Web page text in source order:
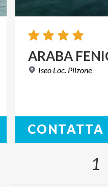
ARABA
Iseo Loc. Pilzone
CONTATTA
1